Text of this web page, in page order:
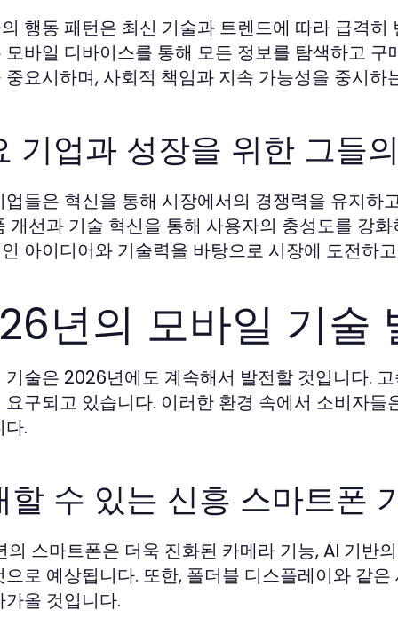
행동 패턴은 최신 기술과 트렌드에 따라 급격
모바일 디바이스를 통해 모든 정보를 탐색하고
중요시하며, 사회적 책임과 지속 가능성을 중시하
기업과 성장을 위한 그들
업들은 혁신을 통해 시장에서의 경쟁력을 유지하
개선과 기술 혁신을 통해 사용자의 충성도를 강
아이디어와 기술력을 바탕으로 시장에 도전하
년의 모바일 기술
기술은 2026년에도 계속해서 발전할 것입니다.
요구되고 있습니다. 이러한 환경 속에서 소비자
다.
할 수 있는 신흥 스마트폰
스마트폰은 더욱 진화된 카메라 기능, AI 기반
으로 예상됩니다. 또한, 폴더블 디스플레이와 같
가올 것입니다.